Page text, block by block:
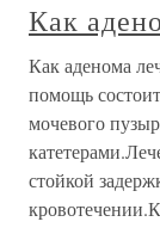
Как
Как аденома
помощь
мочевого
стойкой